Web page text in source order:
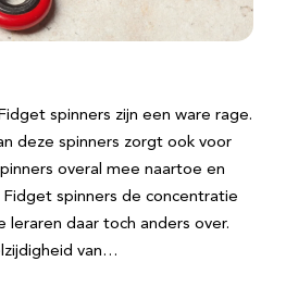
spinners zijn een ware rage.
deze spinners zorgt ook voor
overal mee naartoe en
spinners de concentratie
daar toch anders over.
van…